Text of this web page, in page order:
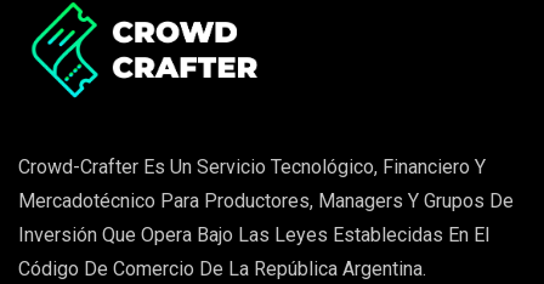
Crowd-Crafter Es Un Servicio Tecnológico, Financiero Y
Mercadotécnico Para Productores, Managers Y Grupos De
Inversión Que Opera Bajo Las Leyes Establecidas En El
Código De Comercio De La República Argentina.